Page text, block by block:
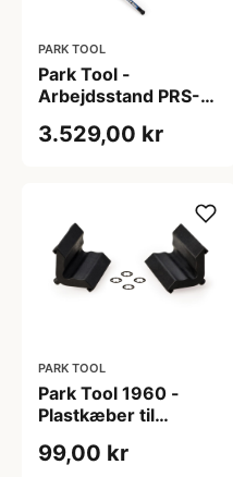
PARK TOOL
Park Tool -
Arbejdsstand PRS-
3.529,00 kr
PARK TOOL
Park Tool 1960 -
Plastkæber til
70mm bred
99,00 kr